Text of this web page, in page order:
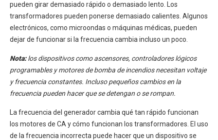
pueden girar demasiado rápido o demasiado lento. Los
transformadores pueden ponerse demasiado calientes. Algunos
electrónicos, como microondas o máquinas médicas, pueden
dejar de funcionar si la frecuencia cambia incluso un poco.
Nota:los dispositivos como ascensores, controladores lógicos
programables y motores de bomba de incendios necesitan voltaje
y frecuencia constantes. Incluso pequeños cambios en la
frecuencia pueden hacer que se detengan o se rompan.
La frecuencia del generador cambia qué tan rápido funcionan
los motores de CA y cómo funcionan los transformadores. El uso
de la frecuencia incorrecta puede hacer que un dispositivo se